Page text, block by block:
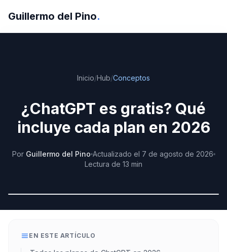
Guillermo del Pino.
Inicio/Hub/Conceptos
¿ChatGPT es gratis? Qué
incluye cada plan en 2026
Por Guillermo del Pino Actualizado el 7 de agosto de 2026
Lectura de 13 min
EN ESTE ARTÍCULO